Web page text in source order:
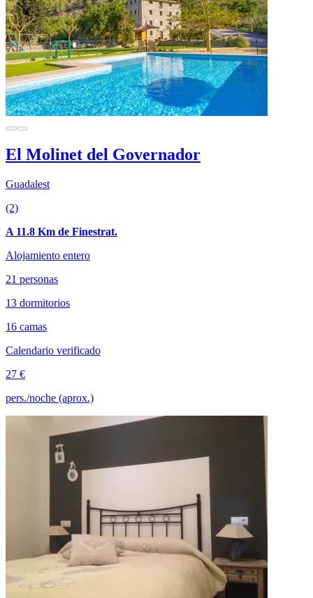
El Molinet del Governador
Guadalest
(2)
A 11.8 Km de Finestrat.
Alojamiento entero
21 personas
13 dormitorios
16 camas
Calendario verificado
27 €
pers./noche (aprox.)